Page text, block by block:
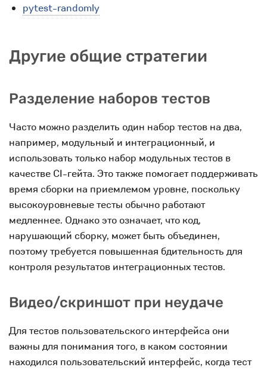
pytest-randomly
Другие общие стратегии
Разделение наборов тестов
Часто можно разделить один набор тестов на два,
например, модульный и интеграционный, и
использовать только набор модульных тестов в
качестве CI-гейта. Это также помогает поддерживать
время сборки на приемлемом уровне, поскольку
высокоуровневые тесты обычно работают
медленнее. Однако это означает, что код,
нарушающий сборку, может быть объединен,
поэтому требуется повышенная бдительность для
контроля результатов интеграционных тестов.
Видео/скриншот при неудаче
Для тестов пользовательского интерфейса они
важны для понимания того, в каком состоянии
находился пользовательский интерфейс, когда тест